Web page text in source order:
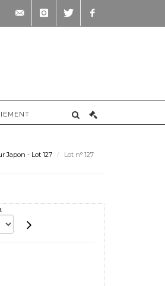
Japon - Lot 127 Lot n° 127